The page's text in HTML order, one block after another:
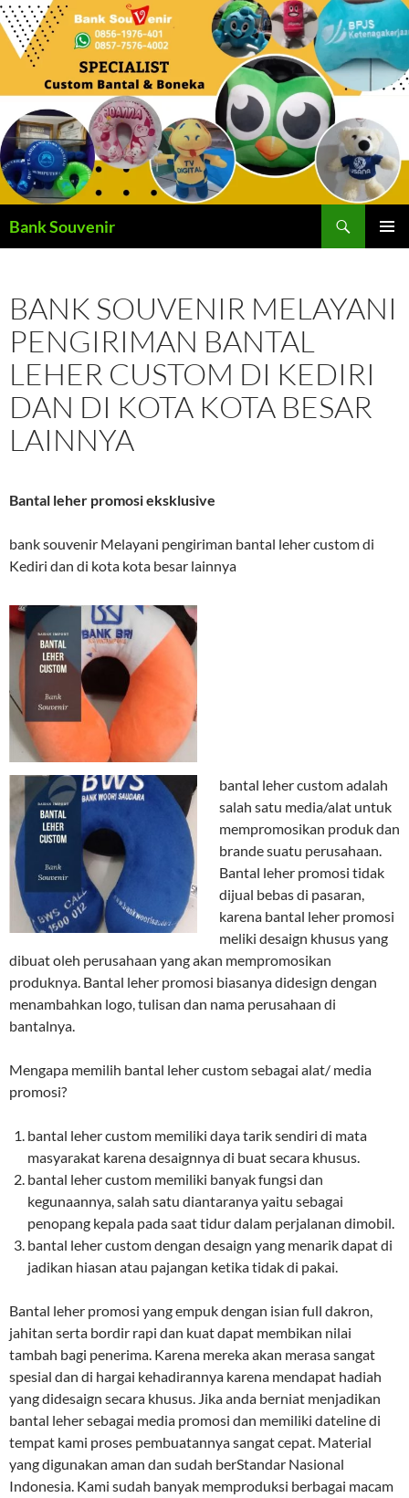
Langsung
ke
Bank Souvenir
BANK SOUVENIR MELAYANI
PENGIRIMAN BANTAL
LEHER CUSTOM DI KEDIRI
DAN DI KOTA KOTA BESAR
LAINNYA
Bantal leher promosi eksklusive
bank souvenir Melayani pengiriman bantal leher custom di
Kediri dan di kota kota besar lainnya
bantal leher custom adalah
salah satu media/alat untuk
mempromosikan produk dan
brande suatu perusahaan.
Bantal leher promosi tidak
dijual bebas di pasaran,
karena bantal leher promosi
meliki desaign khusus yang
dibuat oleh perusahaan yang akan mempromosikan
produknya. Bantal leher promosi biasanya didesign dengan
menambahkan logo, tulisan dan nama perusahaan di
bantalnya.
Mengapa memilih bantal leher custom sebagai alat/ media
promosi?
bantal leher custom memiliki daya tarik sendiri di mata
masyarakat karena desaignnya di buat secara khusus.
bantal leher custom memiliki banyak fungsi dan
kegunaannya, salah satu diantaranya yaitu sebagai
penopang kepala pada saat tidur dalam perjalanan dimobil.
bantal leher custom dengan desaign yang menarik dapat di
jadikan hiasan atau pajangan ketika tidak di pakai.
Bantal leher promosi yang empuk dengan isian full dakron,
jahitan serta bordir rapi dan kuat dapat membikan nilai
tambah bagi penerima. Karena mereka akan merasa sangat
spesial dan di hargai kehadirannya karena mendapat hadiah
yang didesaign secara khusus. Jika anda berniat menjadikan
bantal leher sebagai media promosi dan memiliki dateline di
tempat kami proses pembuatannya sangat cepat. Material
yang digunakan aman dan sudah berStandar Nasional
Indonesia. Kami sudah banyak memproduksi berbagai macam